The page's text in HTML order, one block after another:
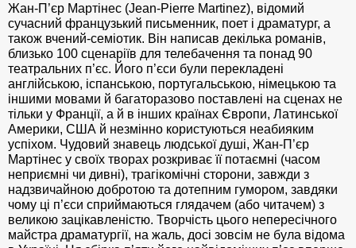
Жан-П’єр Мартінес (Jean-Pierre Martinez), відомий
сучасний французький письменник, поет і драматург, а
також вчений-семіотик. Він написав декілька романів,
близько 100 сценаріїв для телебачення та понад 90
театральних п’єс. Його п’єси були перекладені
англійською, іспанською, португальською, німецькою та
іншими мовами й багаторазово поставлені на сценах не
тільки у Франції, а й в інших країнах Європи, Латинської
Америки, США й незмінно користуються неабияким
успіхом. Чудовий знавець людської душі, Жан-П’єр
Мартінес у своїх творах розкриває її потаємні (часом
неприємні чи дивні), трагікомічні сторони, завжди з
надзвичайною добротою та дотепним гумором, завдяки
чому ці п’єси сприймаються глядачем (або читачем) з
великою зацікавленістю. Творчість цього непересічного
майстра драматургії, на жаль, досі зовсім не була відома